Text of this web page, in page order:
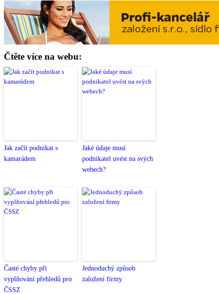
Čtěte více na webu:
Jak začít podnikat s
kamarádem
Jaké údaje musí
podnikatel uvést na svých
webech?
Časté chyby při
vyplňování přehledů pro
ČSSZ
Jednoduchý způsob
založení firmy